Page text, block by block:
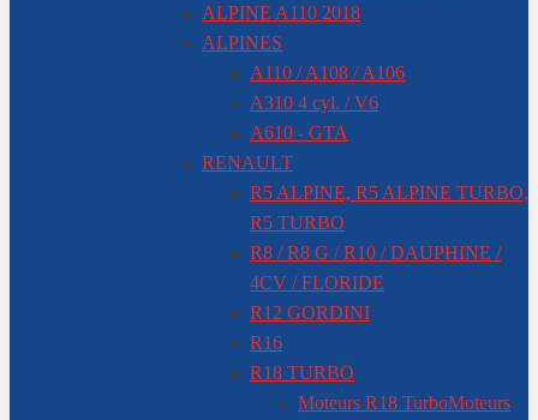
ALPINE A110 2018
ALPINES
A110 / A108 / A106
A310 4 cyl. / V6
A610 - GTA
RENAULT
R5 ALPINE, R5 ALPINE TURBO,
R5 TURBO
R8 / R8 G / R10 / DAUPHINE /
4CV / FLORIDE
R12 GORDINI
R16
R18 TURBO
Moteurs R18 TurboMoteurs